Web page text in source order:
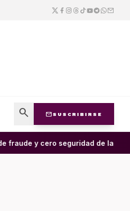
search mail SUSCRIBIRSE
y cero seguridad de la